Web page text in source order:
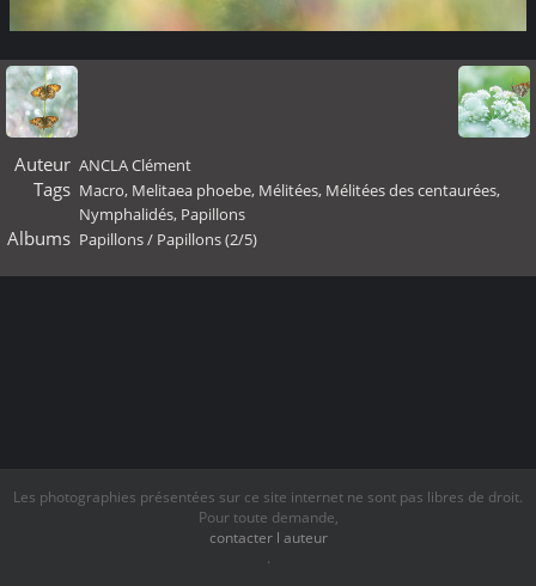
Auteur ANCLA Clément
Tags Macro, Melitaea phoebe, Mélitées, Mélitées des centaurées,
Nymphalidés, Papillons
Albums Papillons/ Papillons (2/5)
Les photographies présentées sur ce site internet ne sont pas libres de droit.
Pour toute demande,
contacter l auteur
.